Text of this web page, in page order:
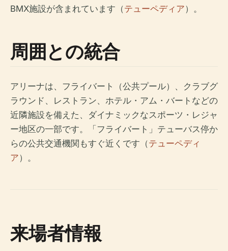
BMX施設が含まれています（テューペディア）。
周囲との統合
アリーナは、フライバート（公共プール）、クラブグ
ラウンド、レストラン、ホテル・アム・バートなどの
近隣施設を備えた、ダイナミックなスポーツ・レジャ
ー地区の一部です。「フライバート」テューバス停か
らの公共交通機関もすぐ近くです（テューペディ
ア）。
来場者情報